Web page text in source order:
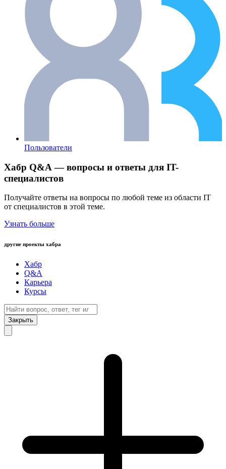
Пользователи
Хабр Q&A — вопросы и ответы для IT-
специалистов
Получайте ответы на вопросы по любой теме из области IT
от специалистов в этой теме.
Узнать больше
другие проекты хабра
Хабр
Q&A
Карьера
Курсы
Закрыть